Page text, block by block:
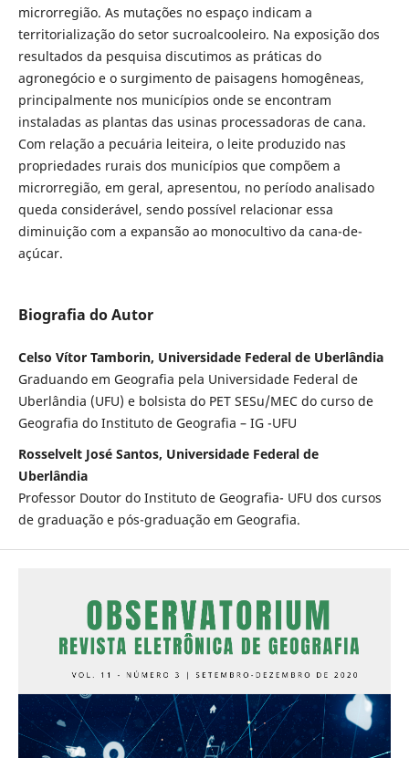
microrregião. As mutações no espaço indicam a
territorialização do setor sucroalcooleiro. Na exposição dos
resultados da pesquisa discutimos as práticas do
agronegócio e o surgimento de paisagens homogêneas,
principalmente nos municípios onde se encontram
instaladas as plantas das usinas processadoras de cana.
Com relação a pecuária leiteira, o leite produzido nas
propriedades rurais dos municípios que compõem a
microrregião, em geral, apresentou, no período analisado
queda considerável, sendo possível relacionar essa
diminuição com a expansão ao monocultivo da cana-de-
açúcar.
Biografia do Autor
Celso Vítor Tamborin, Universidade Federal de Uberlândia
Graduando em Geografia pela Universidade Federal de
Uberlândia (UFU) e bolsista do PET SESu/MEC do curso de
Geografia do Instituto de Geografia – IG -UFU
Rosselvelt José Santos, Universidade Federal de
Uberlândia
Professor Doutor do Instituto de Geografia- UFU dos cursos
de graduação e pós-graduação em Geografia.